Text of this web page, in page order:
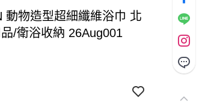
動物造型超細纖維浴巾 北
/衛浴收納 26Aug001